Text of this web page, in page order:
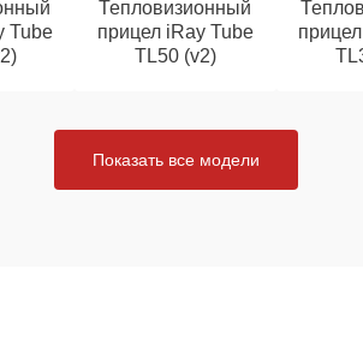
Tube
Тепловизионный
прицел iRay Tube
TL50 (v2)
Показать все модели